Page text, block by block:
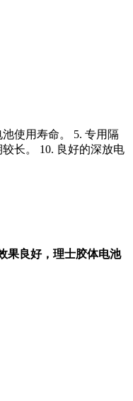
使用寿命。 5. 专用隔
长。 10. 良好的深放电
果良好，理士胶体电池